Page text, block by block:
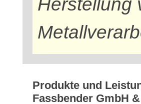
Herstellung
Produkte und
Fassbender GmbH